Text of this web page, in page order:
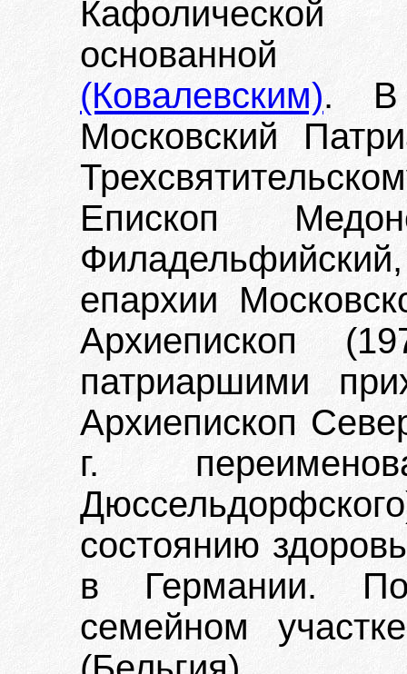
Кафолической
(Ковалевским). В
Московский
Епископ
епархии
Архиепископ
патриаршими
Архиепископ
г.
состоянию
в Германии.
семейном